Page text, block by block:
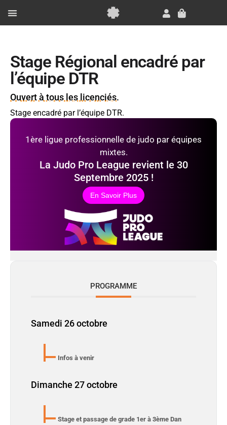
contenu
Panier
Stage Régional encadré par
l’équipe DTR
Ouvert à tous les licenciés.
Stage encadré par l’équipe DTR.
La Judo Pro League revient le 30
Septembre 2025 !
1ère ligue professionnelle de judo par équipes
mixtes.
En Savoir Plus
PROGRAMME
Samedi 26 octobre
Infos à venir
Dimanche 27 octobre
Stage et passage de grade 1er à 3ème Dan